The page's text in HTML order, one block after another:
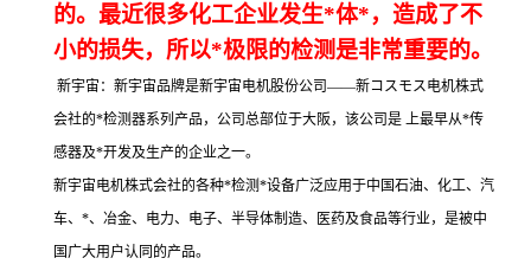
的。最近很多化工企业发生*体*，造成了不
小的损失，所以*极限的检测是非常重要的。
新宇宙：新宇宙品牌是新宇宙电机股份公司——新コスモス电机株式
会社的*检测器系列产品，公司总部位于大阪，该公司是 上最早从*传
感器及*开发及生产的企业之一。
新宇宙电机株式会社的各种*检测*设备广泛应用于中国石油、化工、汽
车、*、冶金、电力、电子、半导体制造、医药及食品等行业，是被中
国广大用户认同的产品。